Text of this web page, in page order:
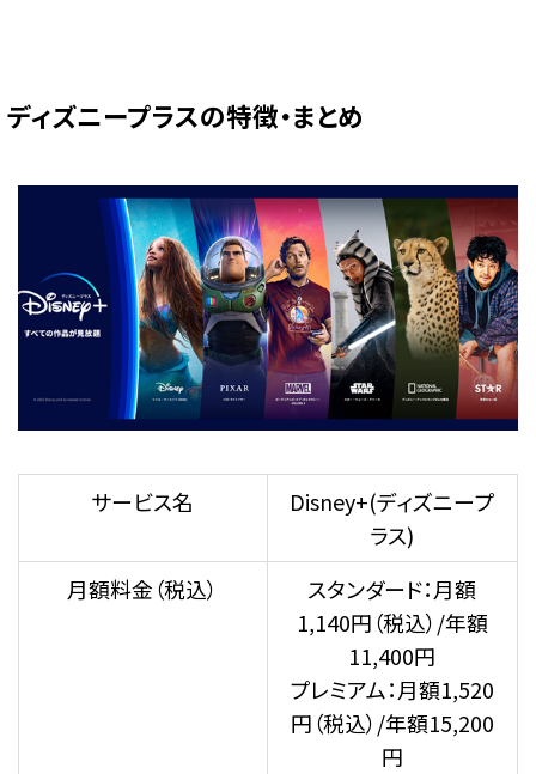
ディズニープラスの特徴・まとめ
サービス名
Disney+(ディズニープ
ラス)
月額料金（税込）
スタンダード：月額
1,140円（税込）/年額
11,400円
プレミアム：月額1,520
円（税込）/年額15,200
円